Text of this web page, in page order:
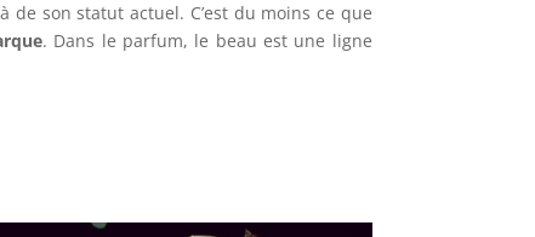
son statut actuel. C’est du moins ce que
. Dans le parfum, le beau est une ligne